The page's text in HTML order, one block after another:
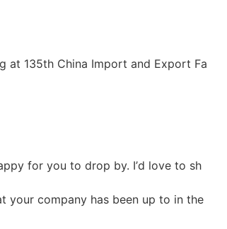
at 135th China Import and Export Fa
for you to drop by. I’d love to sh
your company has been up to in the